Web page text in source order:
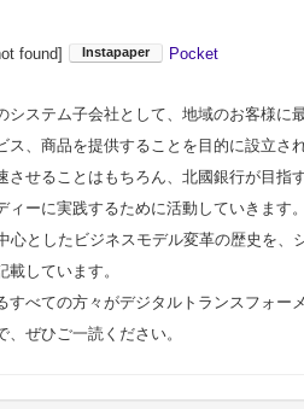
found] Pocket
ステム子会社として、地域のお客様に
、商品を提供することを目的に設立され
せることはもちろん、北國銀行が目指
ーに実践するために活動していきます。
心としたビジネスモデル変革の歴史を、
しています。
べての方々がデジタルトランスフォー
ぜひご一読ください。